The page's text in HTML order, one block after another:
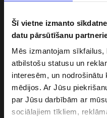
Šī vietne izmanto
datu pārsūtīšanu
Mēs izmantojam sīkfailus,
atbilstošu statusu un
interesēm, un nodrošinātu
mēdijos. Ar Jūsu
par Jūsu darbībām ar
sociālajiem tīkliem,